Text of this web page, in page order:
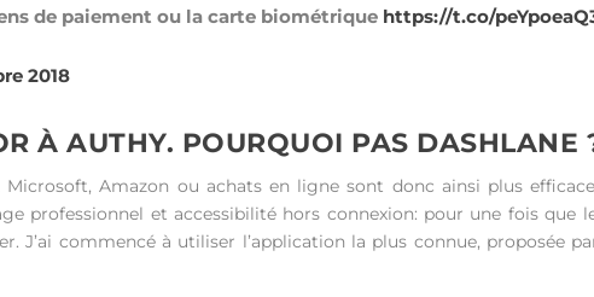
de paiement ou la carte biométrique https://t.co/
2018
À AUTHY. POURQUOI PAS DASHLANE
Microsoft, Amazon ou achats en ligne sont donc ainsi plus
professionnel et accessibilité hors connexion: pour une fois que
J’ai commencé à utiliser l’application la plus connue, proposée